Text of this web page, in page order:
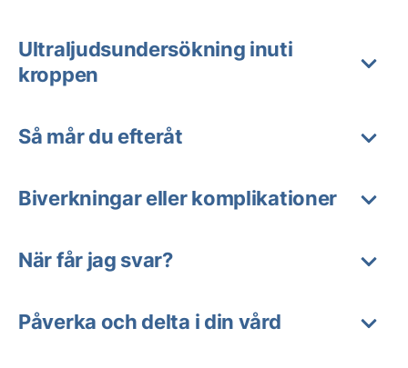
Ultraljudsundersökning inuti
kroppen
Så mår du efteråt
Biverkningar eller komplikationer
När får jag svar?
Påverka och delta i din vård